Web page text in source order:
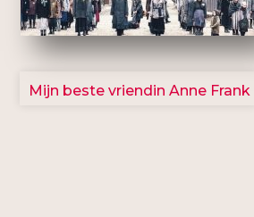
2757
Mijn beste vriendin Anne Frank